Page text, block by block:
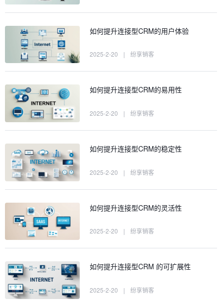
如何提升连接型CRM的用户体验
2025-2-20 | 纷享销客
如何提升连接型CRM的易用性
2025-2-20 | 纷享销客
如何提升连接型CRM的稳定性
2025-2-20 | 纷享销客
如何提升连接型CRM的灵活性
2025-2-20 | 纷享销客
如何提升连接型CRM 的可扩展性
2025-2-20 | 纷享销客